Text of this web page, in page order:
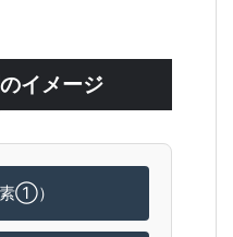
イメージ
①）